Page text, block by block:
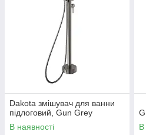
Dakota змішувач для ванни
підлоговий, Gun Grey
В наявності
В